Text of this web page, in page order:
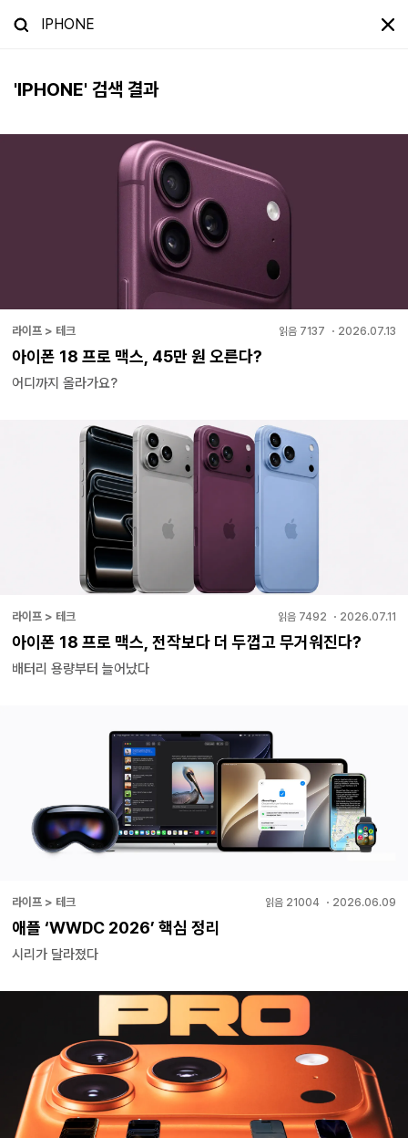
'IPHONE' 검색 결과
라이프 > 테크 읽음 7137 ・ 2026.07.13
아이폰 18 프로 맥스, 45만 원 오른다?
어디까지 올라가요?
라이프 > 테크 읽음 7492 ・ 2026.07.11
아이폰 18 프로 맥스, 전작보다 더 두껍고 무거워진다?
배터리 용량부터 늘어났다
라이프 > 테크 읽음 21004 ・ 2026.06.09
애플 ‘WWDC 2026’ 핵심 정리
시리가 달라졌다